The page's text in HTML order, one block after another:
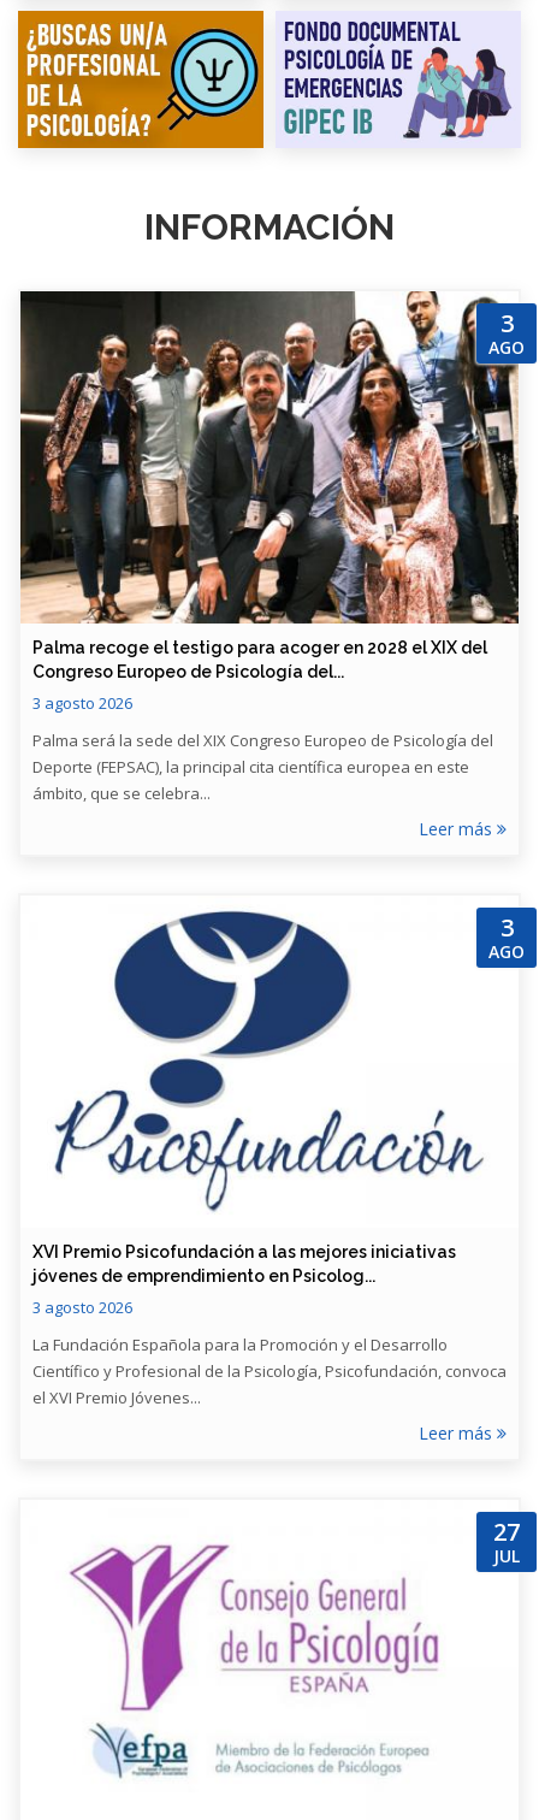
INFORMACIÓN
3
AGO
​Palma recoge el testigo para acoger en 2028 el XIX del
Congreso Europeo de Psicología del...
3 agosto 2026
Palma será la sede del XIX Congreso Europeo de Psicología del
Deporte (FEPSAC), la principal cita científica europea en este
ámbito, que se celebra...
Leer más
3
AGO
​XVI Premio Psicofundación a las mejores iniciativas
jóvenes de emprendimiento en Psicolog...
3 agosto 2026
La Fundación Española para la Promoción y el Desarrollo
Científico y Profesional de la Psicología, Psicofundación, convoca
el XVI Premio Jóvenes...
Leer más
27
JUL